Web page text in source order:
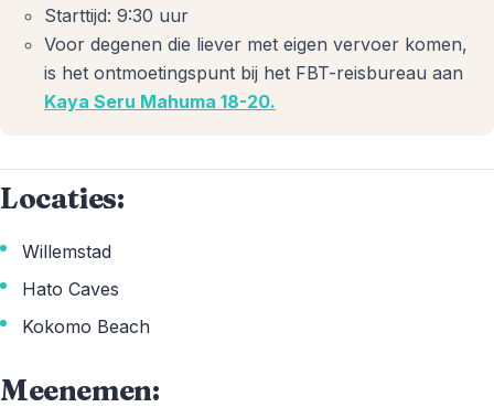
Starttijd: 9:30 uur
Voor degenen die liever met eigen vervoer komen,
is het ontmoetingspunt bij het FBT-reisbureau aan
Kaya Seru Mahuma 18-20.
Locaties:
Willemstad
Hato Caves
Kokomo Beach
Meenemen: